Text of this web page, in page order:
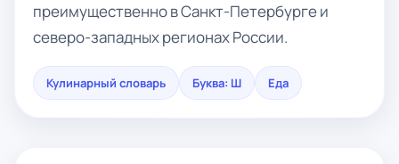
преимущественно в Санкт-Петербурге и
северо-западных регионах России.
Кулинарный словарь Буква: Ш Еда